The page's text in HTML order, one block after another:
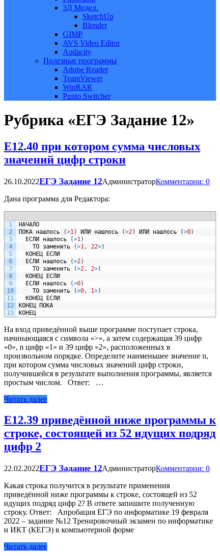
3Д Модел.
SketchUp
Blender
GIMP
AVS Video Editor
Audacity
Полезные программы
Adobe Reader
TeamViewer
WinRAR
Punto Switcher
Рубрика «ЕГЭ Задание 12»
Е12.40 при котором сумма числовых
значений цифр строки
26.10.2022ЕГЭ Задание 12АдминистраторКомментарии: 0
Дана программа для Редактора:
1
2
3
4
5
6
7
8
9
10
11
12
13
НАЧАЛО
ПОКА нашлось (>1 ) ИЛИ нашлось (>2) ИЛИ нашлось (>0)
ЕСЛИ нашлось (>1 )
ТО заменить (>1 , 22>)
КОНЕЦ ЕСЛИ
ЕСЛИ нашлось (>2)
ТО заменить (>2 , 2>)
КОНЕЦ ЕСЛИ
ЕСЛИ нашлось (>0)
ТО заменить (>0 , 1>)
КОНЕЦ ЕСЛИ
КОНЕЦ ПОКА
КОНЕЦ
На вход приведённой выше программе поступает строка,
начинающаяся с символа «>», а затем содержащая 39 цифр
«0», n цифр «1» и 39 цифр «2», расположенных в
произвольном порядке. Определите наименьшее значение n,
при котором сумма числовых значений цифр строки,
получившейся в результате выполнения программы, является
простым числом. Ответ: …
Читать далее
Е12.39 приведённой ниже программы к
строке, состоящей из 52 идущих подряд
цифр 2
22.02.2022ЕГЭ Задание 12АдминистраторКомментарии: 0
Какая строка получится в результате применения
приведённой ниже программы к строке, состоящей из 52
идущих подряд цифр 2? В ответе запишите полученную
строку. Ответ: Апробация ЕГЭ по информатике 19 февраля
2022 – задание №12 Тренировочный экзамен по информатике
и ИКТ (КЕГЭ) в компьютерной форме
Читать далее